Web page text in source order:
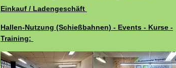
Einkauf / Ladengeschäft
Hallen-Nutzung (Schießbahnen) - Events - Kurse -
Training: